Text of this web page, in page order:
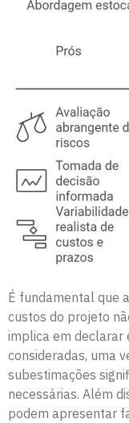
É fundamental que
custos do projeto
implica em declarar
consideradas, uma
subestimações
necessárias. Além
podem apresentar